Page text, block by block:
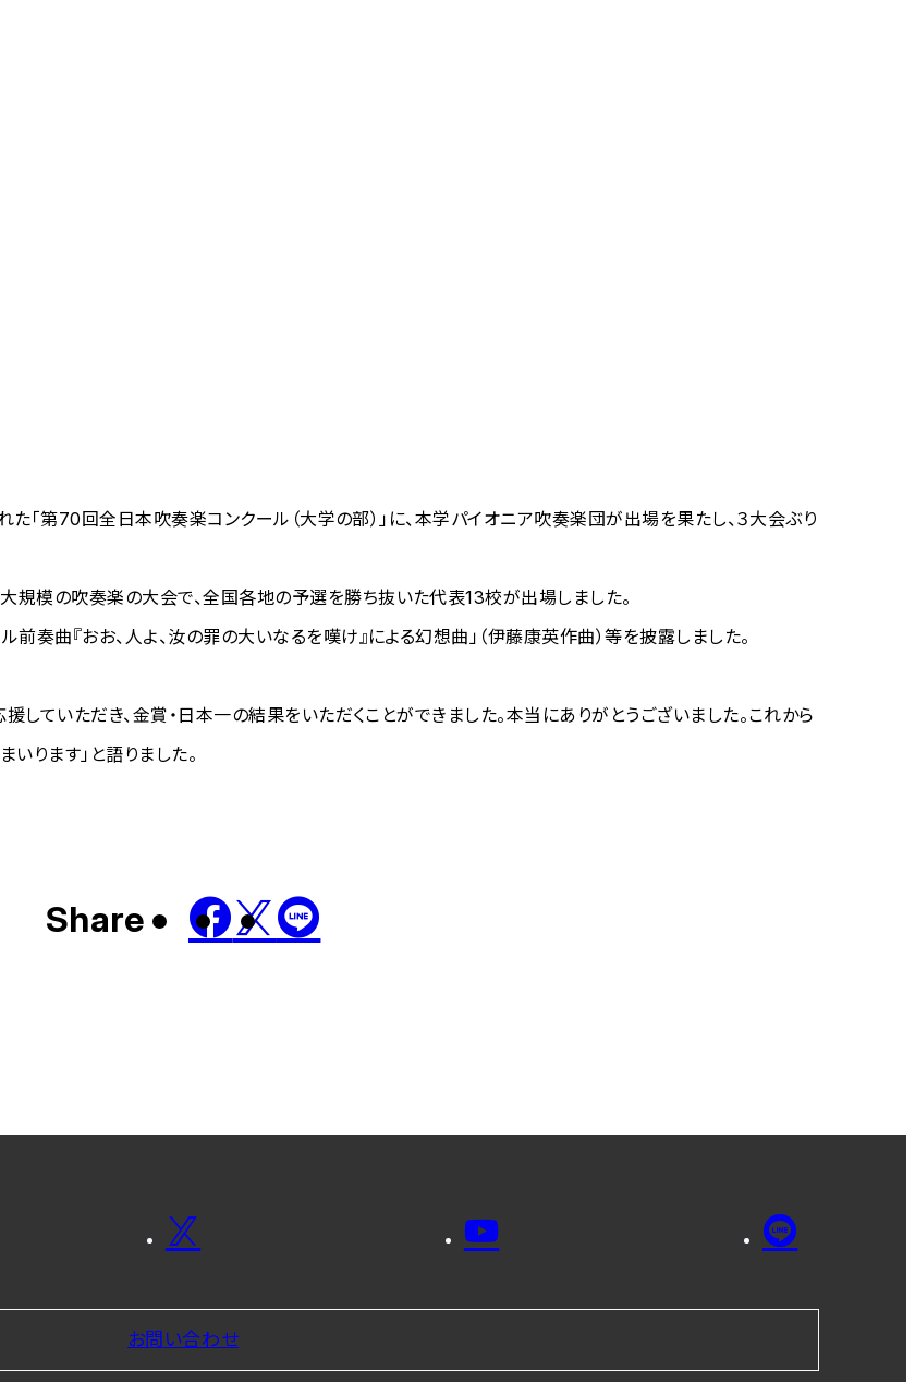
「第70回全日本吹奏楽コンクール（大学の部）」に、本学パイオニア吹奏楽団が出場を果たし、３大会ぶり
模の吹奏楽の大会で、全国各地の予選を勝ち抜いた代表13校が出場しました。
奏曲『おお、人よ、汝の罪の大いなるを嘆け』による幻想曲」（伊藤康英作曲）等を披露しました。
していただき、金賞・日本一の結果をいただくことができました。本当にありがとうございました。これから
ります」と語りました。
Share
お問い合わせ